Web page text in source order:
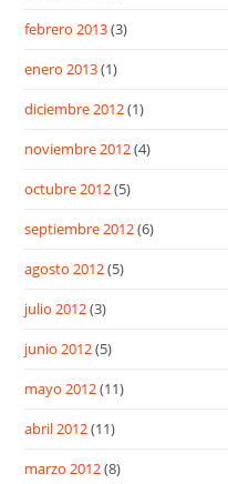
febrero 2013(3)
enero 2013(1)
diciembre 2012(1)
noviembre 2012(4)
octubre 2012(5)
septiembre 2012(6)
agosto 2012(5)
julio 2012(3)
junio 2012(5)
mayo 2012(11)
abril 2012(11)
marzo 2012(8)